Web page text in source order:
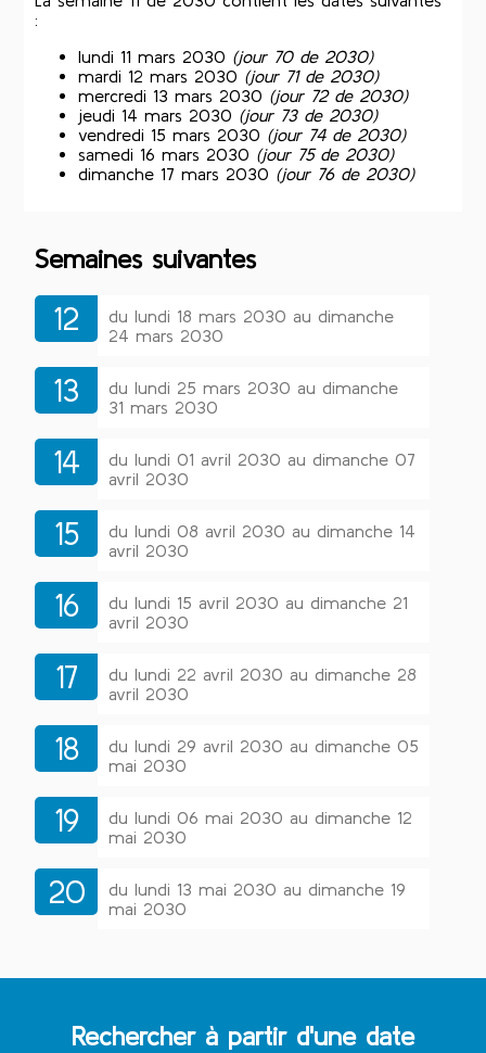
:
lundi 11 mars 2030 (jour 70 de 2030)
mardi 12 mars 2030 (jour 71 de 2030)
mercredi 13 mars 2030 (jour 72 de 2030)
jeudi 14 mars 2030 (jour 73 de 2030)
vendredi 15 mars 2030 (jour 74 de 2030)
samedi 16 mars 2030 (jour 75 de 2030)
dimanche 17 mars 2030 (jour 76 de 2030)
Semaines suivantes
12
du lundi 18 mars 2030 au dimanche
24 mars 2030
13
du lundi 25 mars 2030 au dimanche
31 mars 2030
14
du lundi 01 avril 2030 au dimanche 07
avril 2030
15
du lundi 08 avril 2030 au dimanche 14
avril 2030
16
du lundi 15 avril 2030 au dimanche 21
avril 2030
17
du lundi 22 avril 2030 au dimanche 28
avril 2030
18
du lundi 29 avril 2030 au dimanche 05
mai 2030
19
du lundi 06 mai 2030 au dimanche 12
mai 2030
20
du lundi 13 mai 2030 au dimanche 19
mai 2030
Rechercher à partir d'une date